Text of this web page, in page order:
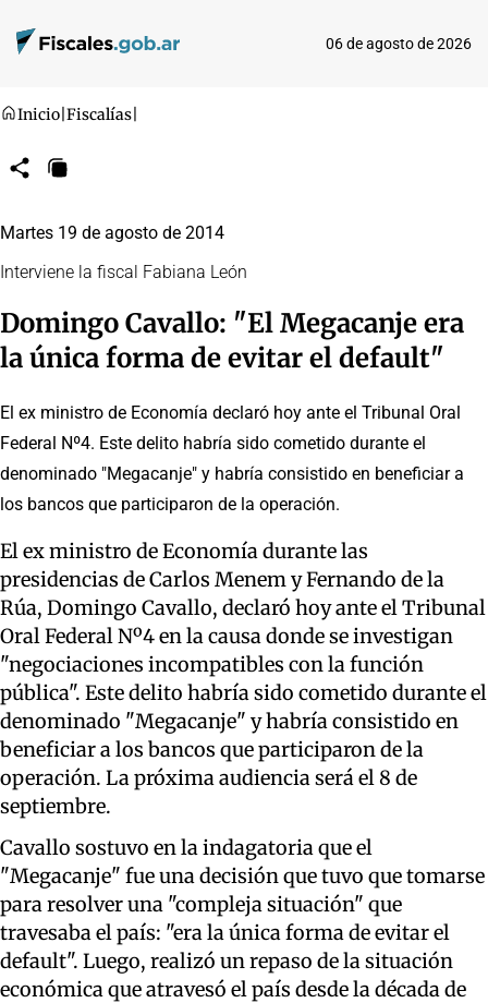
06 de agosto de 2026
Inicio Fiscalías
CompartirCopiar
Martes 19 de agosto de 2014
Interviene la fiscal Fabiana León
Domingo Cavallo: "El Megacanje era
la única forma de evitar el default"
El ex ministro de Economía declaró hoy ante el Tribunal Oral
Federal Nº4. Este delito habría sido cometido durante el
denominado "Megacanje" y habría consistido en beneficiar a
los bancos que participaron de la operación.
El ex ministro de Economía durante las
presidencias de Carlos Menem y Fernando de la
Rúa, Domingo Cavallo, declaró hoy ante el Tribunal
Oral Federal Nº4 en la causa donde se investigan
"negociaciones incompatibles con la función
pública". Este delito habría sido cometido durante el
denominado "Megacanje" y habría consistido en
beneficiar a los bancos que participaron de la
operación. La próxima audiencia será el 8 de
septiembre.
Cavallo sostuvo en la indagatoria que el
"Megacanje" fue una decisión que tuvo que tomarse
para resolver una "compleja situación" que
travesaba el país: "era la única forma de evitar el
default". Luego, realizó un repaso de la situación
económica que atravesó el país desde la década de